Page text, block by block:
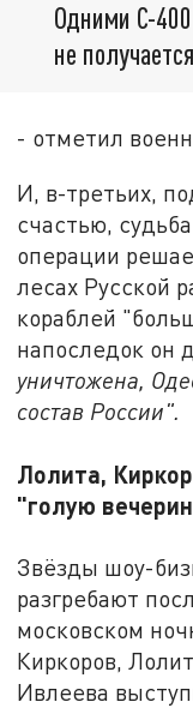
Одними С-
не получается
- отметил
И, в-третьих,
счастью,
операции
лесах Русской
кораблей
напоследок он
уничтожена,
состав России".
Лолита,
"голую
Звёзды шоу-
разгребают
московском
Киркоров,
Ивлеева